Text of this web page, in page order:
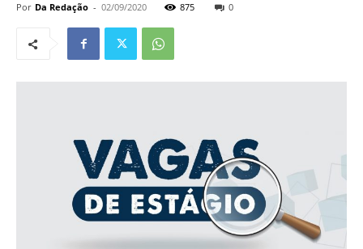
Por Da Redação - 02/09/2020 875 0